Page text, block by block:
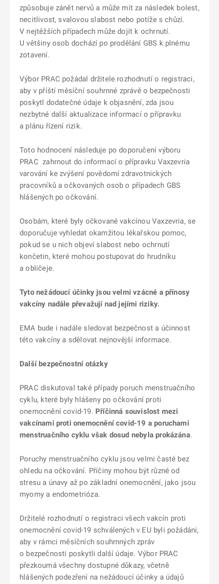
způsobuje zánět nervů a může mít za následek bolest,
necitlivost, svalovou slabost nebo potíže s chůzí.
V nejtěžších případech může dojít k ochrnutí.
U většiny osob dochází po prodělání GBS k plnému
zotavení.
Výbor PRAC požádal držitele rozhodnutí o registraci,
aby v příští měsíční souhrnné zprávě o bezpečnosti
poskytl dodatečné údaje k objasnění, zda jsou
nezbytné další aktualizace informací o přípravku
a plánu řízení rizik.
Toto hodnocení následuje po doporučení výboru
PRAC zahrnout do informací o přípravku Vaxzevria
varování ke zvýšení povědomí zdravotnických
pracovníků a očkovaných osob o případech GBS
hlášených po očkování.
Osobám, které byly očkované vakcínou Vaxzevria, se
doporučuje vyhledat okamžitou lékařskou pomoc,
pokud se u nich objeví slabost nebo ochrnutí
končetin, které mohou postupovat do hrudníku
a obličeje.
Tyto nežádoucí účinky jsou velmi vzácné a přínosy
vakcíny nadále převažují nad jejími riziky.
EMA bude i nadále sledovat bezpečnost a účinnost
této vakcíny a sdělovat nejnovější informace.
Další bezpečnostní otázky
PRAC diskutoval také případy poruch menstruačního
cyklu, které byly hlášeny po očkování proti
onemocnění covid-19. Příčinná souvislost mezi
vakcínami proti onemocnění covid-19 a poruchami
menstruačního cyklu však dosud nebyla prokázána.
Poruchy menstruačního cyklu jsou velmi časté bez
ohledu na očkování. Příčiny mohou být různé od
stresu a únavy až po základní onemocnění, jako jsou
myomy a endometrióza.
Držitelé rozhodnutí o registraci všech vakcín proti
onemocnění covid-19 schválených v EU byli požádáni,
aby v rámci měsíčních souhrnných zpráv
o bezpečnosti poskytli další údaje. Výbor PRAC
přezkoumá všechny dostupné důkazy, včetně
hlášených podezření na nežádoucí účinky a údajů